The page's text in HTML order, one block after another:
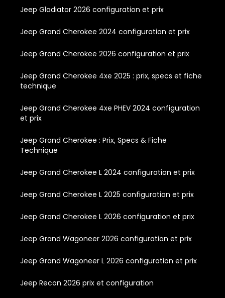
Jeep Gladiator 2026 configuration et prix
Jeep Grand Cherokee 2024 configuration et prix
Jeep Grand Cherokee 2026 configuration et prix
Jeep Grand Cherokee 4xe 2025 : prix, specs et fiche
technique
Jeep Grand Cherokee 4xe PHEV 2024 configuration
et prix
Jeep Grand Cherokee : Prix, Specs & Fiche
Technique
Jeep Grand Cherokee L 2024 configuration et prix
Jeep Grand Cherokee L 2025 configuration et prix
Jeep Grand Cherokee L 2026 configuration et prix
Jeep Grand Wagoneer 2026 configuration et prix
Jeep Grand Wagoneer L 2026 configuration et prix
Jeep Recon 2026 prix et configuration